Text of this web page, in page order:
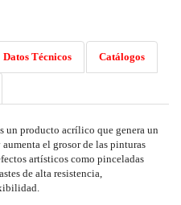
Datos Técnicos Catálogos
un producto acrílico que genera un
el grosor de las pinturas
artísticos como pinceladas
de alta resistencia,